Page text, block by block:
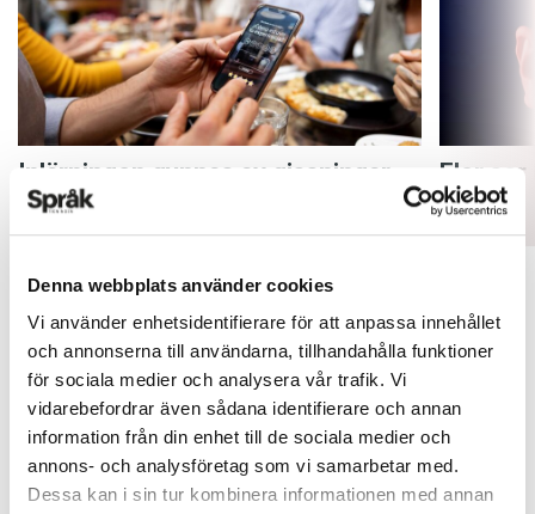
Denna webbplats använder cookies
Vi använder enhetsidentifierare för att anpassa innehållet
och annonserna till användarna, tillhandahålla funktioner
för sociala medier och analysera vår trafik. Vi
vidarebefordrar även sådana identifierare och annan
information från din enhet till de sociala medier och
annons- och analysföretag som vi samarbetar med.
Dessa kan i sin tur kombinera informationen med annan
Inlärningen gynnas av gissningar
ARTIKLAR
Fler
ARTIKLAR